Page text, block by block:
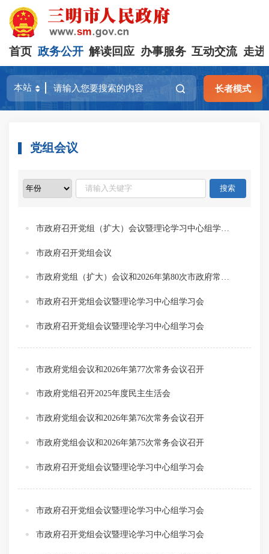
首页 政务公开 解读回应 办事服务 互动交流 走进
长者模式
党组会议
市政府召开党组会议
市政府党组（扩大）会议和2026年第80次市政府常务会议召开
市政府召开党组会议暨理论学习中心组学习会
市政府召开党组会议暨理论学习中心组学习会
市政府党组会议和2026年第77次常务会议召开
市政府党组召开2025年度民主生活会
市政府党组会议和2026年第76次常务会议召开
市政府党组会议和2026年第75次常务会议召开
市政府召开党组会议暨理论学习中心组学习会
市政府召开党组会议暨理论学习中心组学习会
市政府召开党组会议暨理论学习中心组学习会